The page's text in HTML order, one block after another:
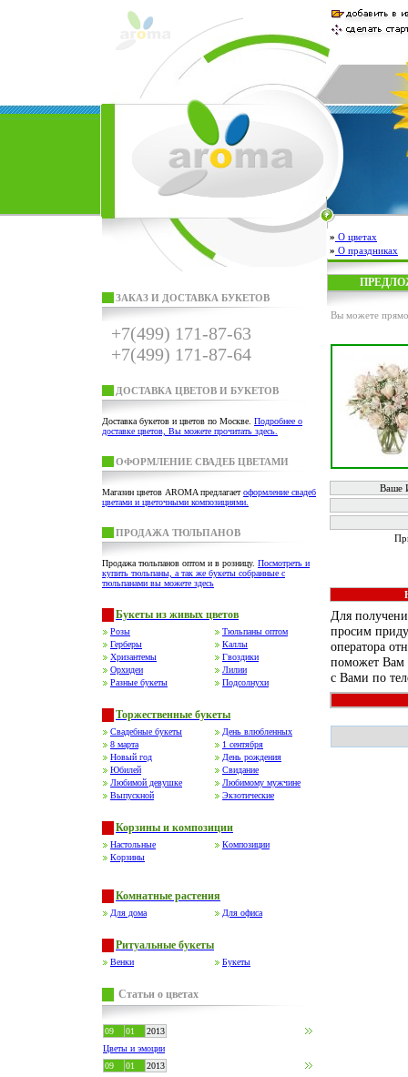
» О цветах
» О праздниках
ЗАКАЗ И ДОСТАВКА БУКЕТОВ
+7(499) 171-87-63
+7(499) 171-87-64
ДОСТАВКА ЦВЕТОВ И БУКЕТОВ
Доставка букетов и цветов по Москве. Подробнее о
доставке цветов, Вы можете прочитать здесь.
ОФОРМЛЕНИЕ СВАДЕБ ЦВЕТАМИ
Магазин цветов AROMA предлагаетоформление свадеб
цветами и цветочными композициями.
ПРОДАЖА ТЮЛЬПАНОВ
Продажа тюльпанов оптом и в розницу. Посмотреть и
купить тюльпаны, а так же букеты собранные с
тюльпанами вы можете здесь
Букеты из живых цветов
Розы
Тюльпаны оптом
Герберы
Каллы
Хризантемы
Гвоздики
Орхидеи
Лилии
Разные букеты
Подсолнухи
Торжественные букеты
Свадебные букеты
День влюбленных
8 марта
1 сентября
Новый год
День рождения
Юбилей
Свидание
Любимой девушке
Любимому мужчине
Выпускной
Экзотические
Корзины и композиции
Настольные
Композиции
Корзины
Комнатные растения
Для дома Для офиса
Ритуальные букеты
Венки Букеты
Статьи о цветах
09 01
2013
Цветы и эмоции
09
01
2013
Вы можете прямо
Ваше
Для
просим
оператора
поможет Вам
с Вами по